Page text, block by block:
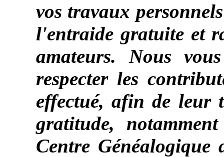
vos travaux
l'entraide gratuite et
amateurs. Nous
respecter les
effectué, afin de leur
gratitude,
Centre Généalogique